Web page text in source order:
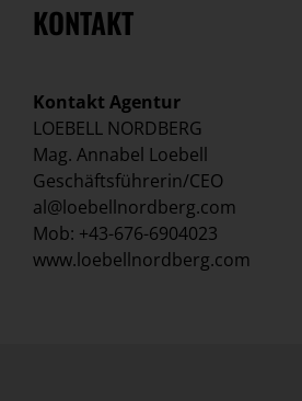
KONTAKT
Kontakt Agentur
LOEBELL NORDBERG
Mag. Annabel Loebell
Geschäftsführerin/CEO
al@loebellnordberg.com
Mob: +43-676-6904023
www.loebellnordberg.com